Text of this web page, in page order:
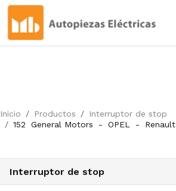
Inicio Productos
Interruptor de stop
152
General Motors - OPEL - Renault
Interruptor de stop